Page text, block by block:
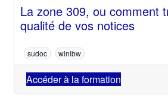
La zone 309, ou comment
qualité de vos notices
sudoc winibw
Accéder à la formation